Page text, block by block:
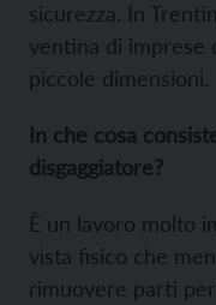
sicurezza. In
ventina di imprese
piccole dimensioni.
In che cosa
disgaggiatore?
È un lavoro molto
vista fisico che
rimuovere parti